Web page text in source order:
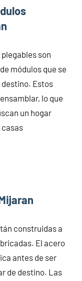
son
módulos que se
destino. Estos
lo que
un hogar
casas
construidas a
El acero
antes de ser
de destino. Las